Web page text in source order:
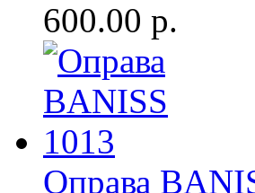
600.00 р.
Оправа